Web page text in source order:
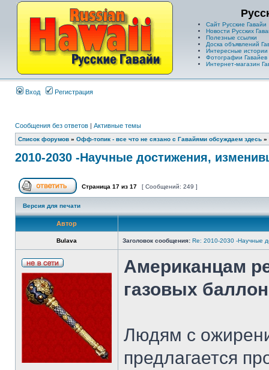
Сайт Русские Гавайи
Новости Русских
Полезные ссылки
Доска объявлений
Интересные истории
Фотографии Гавайев
Интернет-магазин
Вход Регистрация
Сообщения без ответов | Активные темы
Список форумов » Офф-топик - все что не сязано с Гавайями обсуждаем здесь »
2010-2030 -Научные достижения,
Страница 17 из 17 [ Сообщений: 249 ]
Версия для печати
Автор
Bulava Заголовок сообщения: Re: 2010-2030 -Научные
Американцам
газовых
Людям с
предлагается